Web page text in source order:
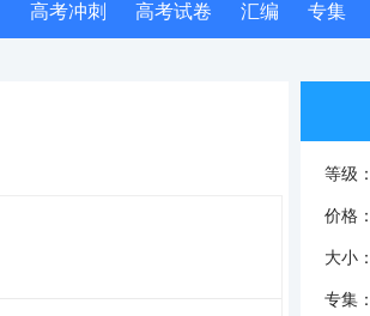
高考冲刺 高考试卷 汇编 专集
等级：
价格：
大小：
专集：